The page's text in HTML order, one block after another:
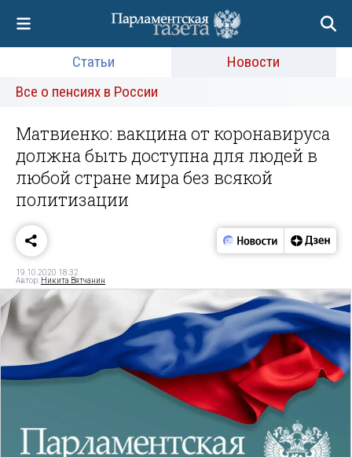
Статьи
Новости
Все о пенсиях в России
Матвиенко: вакцина от коронавируса
должна быть доступна для людей в
любой стране мира без всякой
политизации
19.10.2020 18:32
Автор: Никита Вятчанин